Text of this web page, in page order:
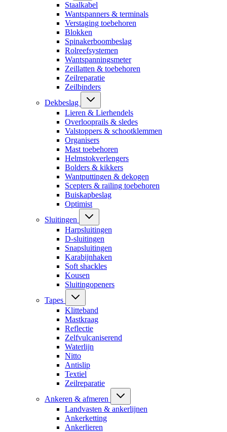
Staalkabel
Wantspanners & terminals
Verstaging toebehoren
Blokken
Spinakerboombeslag
Rolreefsystemen
Wantspanningsmeter
Zeillatten & toebehoren
Zeilreparatie
Zeilbinders
Dekbeslag
Lieren & Lierhendels
Overlooprails & sledes
Valstoppers & schootklemmen
Organisers
Mast toebehoren
Helmstokverlengers
Bolders & kikkers
Wantputtingen & dekogen
Scepters & railing toebehoren
Buiskapbeslag
Optimist
Sluitingen
Harpsluitingen
D-sluitingen
Snapsluitingen
Karabijnhaken
Soft shackles
Kousen
Sluitingopeners
Tapes
Klitteband
Mastkraag
Reflectie
Zelfvulcaniserend
Waterlijn
Nitto
Antislip
Textiel
Zeilreparatie
Ankeren & afmeren
Landvasten & ankerlijnen
Ankerketting
Ankerlieren